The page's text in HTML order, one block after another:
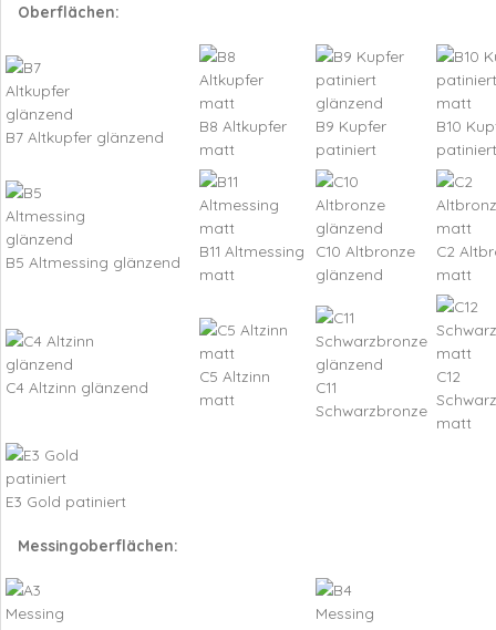
Oberflächen:
B7 Altkupfer glänzend
B8 Altkupfer
matt
B9 Kupfer
patiniert
B10
B5 Altmessing glänzend
B11 Altmessing
matt
C10 Altbronze
glänzend
C2
matt
C4 Altzinn glänzend
C5 Altzinn
matt
C11
Schwarzbronze
C12
matt
E3 Gold patiniert
Messingoberflächen: